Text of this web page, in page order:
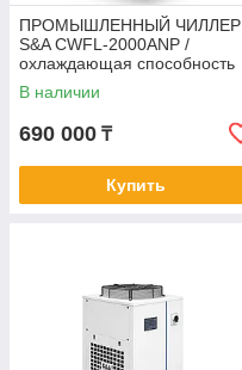
ПРОМЫШЛЕННЫЙ ЧИЛЛЕР
S&A CWFL-2000ANP /
охлаждающая способность
6,5 кВт
В наличии
690 000 ₸
Купить